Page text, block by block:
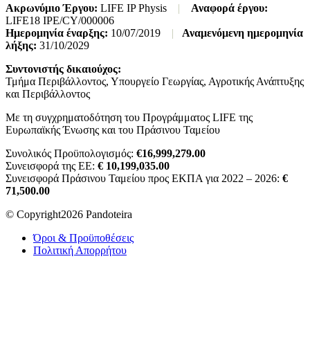
Ακρωνύμιο Έργου: LIFE IP Physis |
Αναφορά έργου:
LIFE18 IPE/CY/000006
Ημερομηνία έναρξης: 10/07/2019 |
Αναμενόμενη ημερομηνία
λήξης: 31/10/2029
Συντονιστής δικαιούχος:
Τμήμα Περιβάλλοντος, Υπουργείο Γεωργίας, Αγροτικής Ανάπτυξης
και Περιβάλλοντος
Με τη συγχρηματοδότηση του Προγράμματος LIFE της
Ευρωπαϊκής Ένωσης και του Πράσινου Ταμείου
Συνολικός Προϋπολογισμός: €16,999,279.00
Συνεισφορά της ΕΕ: € 10,199,035.00
Συνεισφορά Πράσινου Ταμείου προς ΕΚΠΑ για 2022 – 2026: €
71,500.00
© Copyright2026 Pandoteira
Όροι & Προϋποθέσεις
Πολιτική Απορρήτου